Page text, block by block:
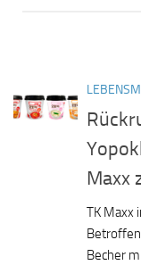
Maxx
TK Maxx
Betroffen
Becher